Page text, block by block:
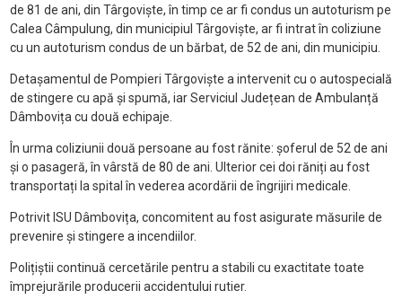
de 81 de ani, din Târgoviște, în timp ce ar fi condus un autoturism pe
Calea Câmpulung, din municipiul Târgoviște, ar fi intrat în coliziune
cu un autoturism condus de un bărbat, de 52 de ani, din municipiu.
Detașamentul de Pompieri Târgoviște a intervenit cu o autospecială
de stingere cu apă și spumă, iar Serviciul Județean de Ambulanță
Dâmbovița cu două echipaje.
În urma coliziunii două persoane au fost rănite: șoferul de 52 de ani
și o pasageră, în vârstă de 80 de ani. Ulterior cei doi răniți au fost
transportați la spital în vederea acordării de îngrijiri medicale.
Potrivit ISU Dâmbovița, concomitent au fost asigurate măsurile de
prevenire și stingere a incendiilor.
Polițiștii continuă cercetările pentru a stabili cu exactitate toate
împrejurările producerii accidentului rutier.